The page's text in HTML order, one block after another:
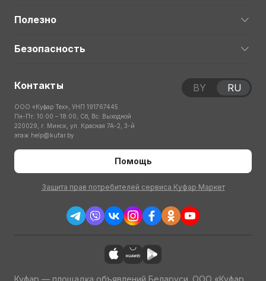
Полезно
Безопасность
Контакты
ООО «Куфар Тех», УНП 191767445
Пн-Пт: 10:00 – 18:00; Сб, Вс: Выходной
220029, г. Минск, ул. Красная 7А-2, 3-й
этаж help@kufar.by
Помощь
Защита прав потребителей сервиса Куфар Маркет
BY RU
Куфар — площадка объявлений Беларуси. ООО «Куфар